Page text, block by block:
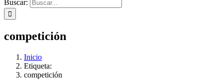
Buscar:
competición
Inicio
Etiqueta:
competición